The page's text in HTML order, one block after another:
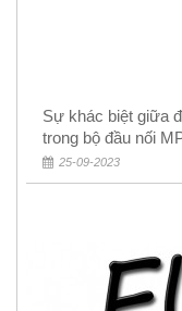
Sự khác biệt giữa
trong bộ đầu nối
25-09-2023